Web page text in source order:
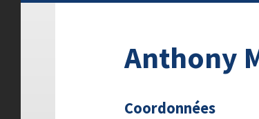
Anthony
Coordonnées